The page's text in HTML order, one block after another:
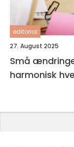
editorial
27. August 2025
Små
harmonisk